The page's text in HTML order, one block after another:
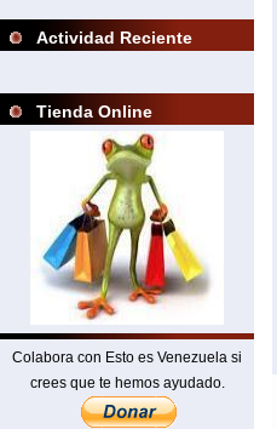
Actividad Reciente
Tienda Online
Colabora con Esto es Venezuela si
crees que te hemos ayudado.